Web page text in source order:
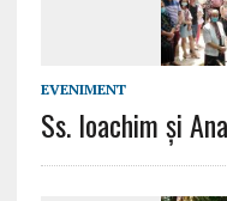
EVENIMENT
Ss. Ioachim și